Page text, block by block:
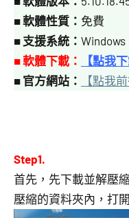
■軟體性質： 免費
■ 支援系統： Windows
■ 軟體下載：
【點我下
■ 官方網站： 【點我前
Step1.
首先，先下載並解壓
壓縮的資料夾內，打